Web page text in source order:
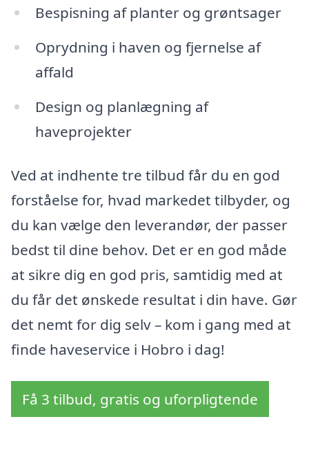
Bespisning af planter og grøntsager
Oprydning i haven og fjernelse af
affald
Design og planlægning af
haveprojekter
Ved at indhente tre tilbud får du en god
forståelse for, hvad markedet tilbyder, og
du kan vælge den leverandør, der passer
bedst til dine behov. Det er en god måde
at sikre dig en god pris, samtidig med at
du får det ønskede resultat i din have. Gør
det nemt for dig selv – kom i gang med at
finde haveservice i Hobro i dag!
Få 3 tilbud, gratis og uforpligtende